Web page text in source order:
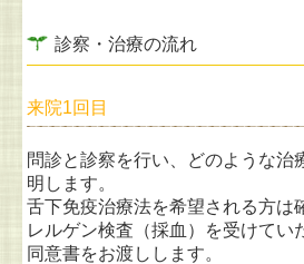
診察・治療の流れ
来院1回目
問診と診察を行い、どのような治
明します。
舌下免疫治療法を希望される方は
レルゲン検査（採血）を受けてい
同意書をお渡しします。